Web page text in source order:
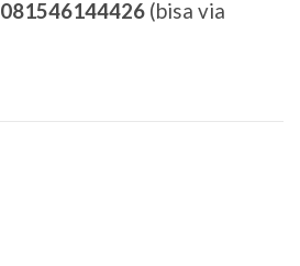
081546144426 (bisa via